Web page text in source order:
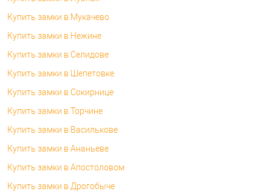
Купить замки в Мукачево
Купить замки в Нежине
Купить замки в Селидове
Купить замки в Шепетовке
Купить замки в Сокирнице
Купить замки в Торчине
Купить замки в Василькове
Купить замки в Ананьеве
Купить замки в Апостоловом
Купить замки в Дрогобыче